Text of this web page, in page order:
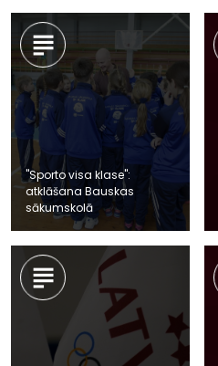
"Sporto visa klase":
atklāšana Bauskas
sākumskolā